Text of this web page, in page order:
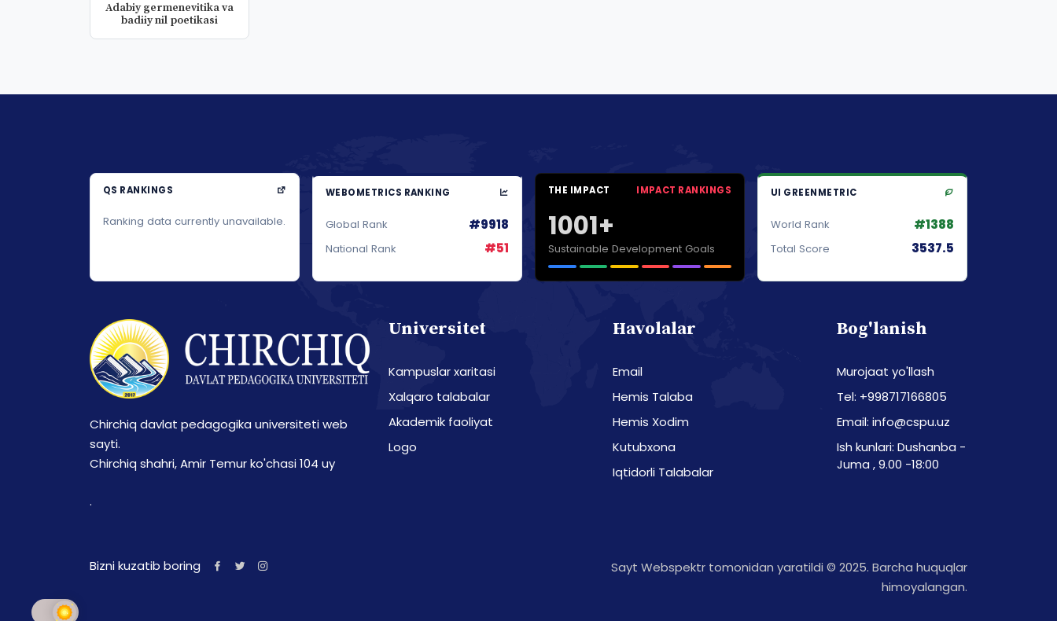
Adabiy germenevitika va
badiiy nil poetikasi
QS RANKINGS
Ranking data currently unavailable.
WEBOMETRICS RANKING
Global Rank #9918
National Rank #51
THE IMPACT IMPACT RANKINGS
1001+
Sustainable Development Goals
UI GREENMETRIC
World Rank #1388
Total Score 3537.5
Chirchiq davlat pedagogika universiteti web
sayti.
Chirchiq shahri, Amir Temur ko'chasi 104 uy
.
Universitet
Kampuslar xaritasi
Xalqaro talabalar
Akademik faoliyat
Logo
Havolalar
Email
Hemis Talaba
Hemis Xodim
Kutubxona
Iqtidorli Talabalar
Bog'lanish
Murojaat yo'llash
Tel: +998717166805
Email: info@cspu.uz
Ish kunlari: Dushanba -
Juma , 9.00 -18:00
Bizni kuzatib boring
Sayt Webspektr tomonidan yaratildi © 2025. Barcha huquqlar
himoyalangan.